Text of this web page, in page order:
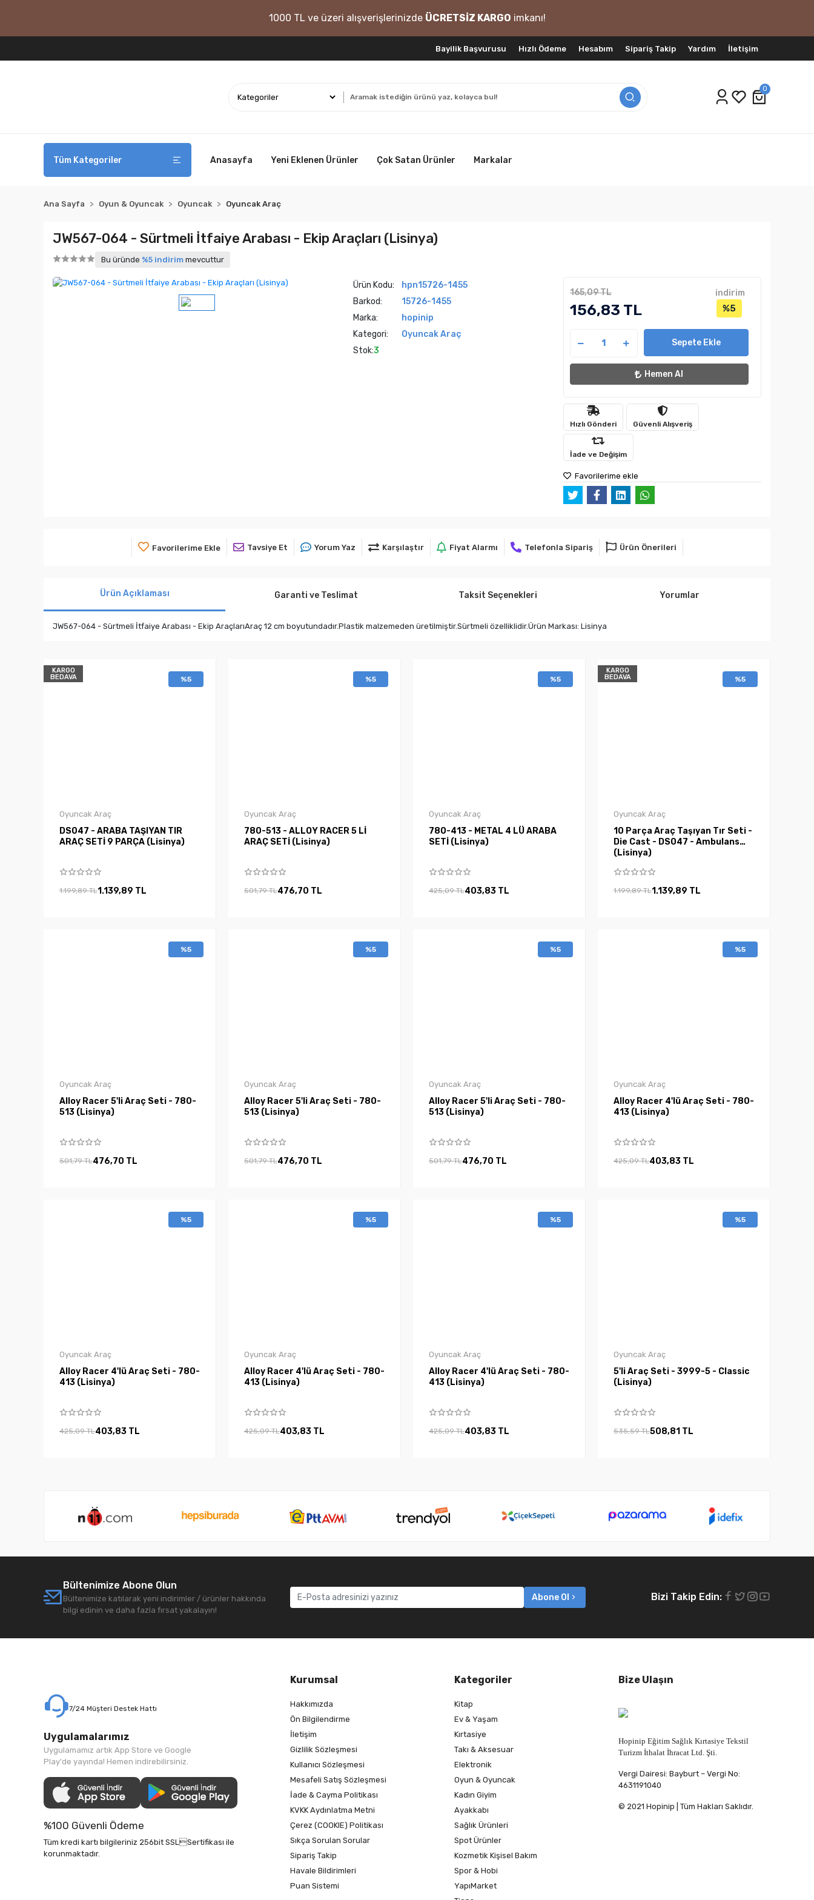
1000 TL ve üzeri alışverişlerinizde ÜCRETSİZ KARGO imkanı!
Bayilik Başvurusu Hızlı Ödeme Hesabım Sipariş Takip Yardım İletişim
0
Tüm Kategoriler Anasayfa Yeni Eklenen Ürünler Çok Satan Ürünler Markalar
Ana Sayfa Oyun & Oyuncak Oyuncak Oyuncak Araç
JW567-064 - Sürtmeli İtfaiye Arabası - Ekip Araçları (Lisinya)
Bu üründe %5 indirim mevcuttur
Ürün Kodu:
hpn15726-1455
Barkod:
15726-1455
Marka:
hopinip
Kategori:
Oyuncak Araç
Stok:3
165,09 TL
156,83 TL
indirim
%5
Sepete Ekle
Hemen Al
Hızlı Gönderi Güvenli Alışveriş
İade ve Değişim
Favorilerime ekle
Favorilerime Ekle Tavsiye Et Yorum Yaz Karşılaştır Fiyat Alarmı Telefonla Sipariş Ürün Önerileri
Ürün Açıklaması Garanti ve Teslimat Taksit Seçenekleri Yorumlar
JW567-064 - Sürtmeli İtfaiye Arabası - Ekip AraçlarıAraç 12 cm boyutundadır.Plastik malzemeden üretilmiştir.Sürtmeli özelliklidir.Ürün Markası: Lisinya
KARGO
BEDAVA
%5
Oyuncak Araç
DS047 - ARABA TAŞIYAN TIR
ARAÇ SETİ 9 PARÇA (Lisinya)
1.199,89 TL1.139,89 TL
%5
Oyuncak Araç
780-513 - ALLOY RACER 5 Lİ
ARAÇ SETİ (Lisinya)
501,79 TL476,70 TL
%5
Oyuncak Araç
780-413 - METAL 4 LÜ ARABA
SETİ (Lisinya)
425,09 TL403,83 TL
KARGO
BEDAVA
%5
Oyuncak Araç
10 Parça Araç Taşıyan Tır Seti -
Die Cast - DS047 - Ambulans
(Lisinya)
1.199,89 TL1.139,89 TL
%5
Oyuncak Araç
Alloy Racer 5'li Araç Seti - 780-
513 (Lisinya)
501,79 TL476,70 TL
%5
Oyuncak Araç
Alloy Racer 5'li Araç Seti - 780-
513 (Lisinya)
501,79 TL476,70 TL
%5
Oyuncak Araç
Alloy Racer 5'li Araç Seti - 780-
513 (Lisinya)
501,79 TL476,70 TL
%5
Oyuncak Araç
Alloy Racer 4'lü Araç Seti - 780-
413 (Lisinya)
425,09 TL403,83 TL
%5
Oyuncak Araç
Alloy Racer 4'lü Araç Seti - 780-
413 (Lisinya)
425,09 TL403,83 TL
%5
Oyuncak Araç
Alloy Racer 4'lü Araç Seti - 780-
413 (Lisinya)
425,09 TL403,83 TL
%5
Oyuncak Araç
Alloy Racer 4'lü Araç Seti - 780-
413 (Lisinya)
425,09 TL403,83 TL
%5
Oyuncak Araç
5'li Araç Seti - 3999-5 - Classic
(Lisinya)
535,59 TL508,81 TL
Bültenimize Abone Olun
Bültenimize katılarak yeni indirimler / ürünler hakkında
bilgi edinin ve daha fazla fırsat yakalayın!
Abone Ol Bizi Takip Edin:
7/24 Müşteri Destek Hattı
Uygulamalarımız
Uygulamamız artık App Store ve Google
Play'de yayında! Hemen indirebilirsiniz.
%100 Güvenli Ödeme
Tüm kredi kartı bilgileriniz 256bit SSLSertifikası ile
korunmaktadır.
Kurumsal
Hakkımızda
Ön Bilgilendirme
İletişim
Gizlilik Sözleşmesi
Kullanıcı Sözleşmesi
Mesafeli Satış Sözleşmesi
İade & Cayma Politikası
KVKK Aydınlatma Metni
Çerez (COOKIE) Politikası
Sıkça Sorulan Sorular
Sipariş Takip
Havale Bildirimleri
Puan Sistemi
Kategoriler
Kitap
Ev & Yaşam
Kırtasiye
Takı & Aksesuar
Elektronik
Oyun & Oyuncak
Kadın Giyim
Ayakkabı
Sağlık Ürünleri
Spot Ürünler
Kozmetik Kişisel Bakım
Spor & Hobi
YapıMarket
Bize Ulaşın
Hopinip Eğitim Sağlık Kırtasiye Tekstil
Turizm İthalat İhracat Ltd. Şti.
Vergi Dairesi: Bayburt – Vergi No:
4631191040
© 2021 Hopinip | Tüm Hakları Saklıdır.